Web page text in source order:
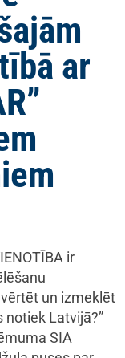
ar
ir
un izmeklēt
notiek Latvijā?”
SIA